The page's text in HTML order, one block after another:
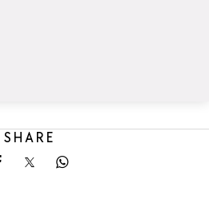
SHARE
on Facebook
Share on XShare on Whatsapp